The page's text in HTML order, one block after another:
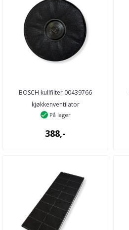
BOSCH kullfilter 00439766
kjøkkenventilator
På lager
388,-